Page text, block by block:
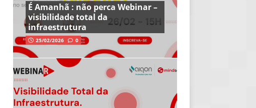
É Amanhã : não perca Webinar –
visibilidade total da
infraestrutura
25/02/2026 0